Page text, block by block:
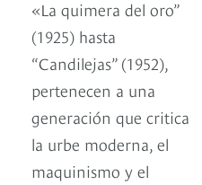
«La quimera del oro”
(1925) hasta
“Candilejas” (1952),
pertenecen a una
generación que critica
la urbe moderna, el
maquinismo y el